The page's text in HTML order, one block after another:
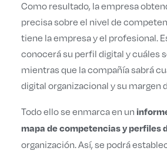
Como resultado, la empresa
precisa sobre el nivel de
tiene la empresa y el profesional.
conocerá su perfil digital y cuáles
mientras que la compañía sabrá
digital organizacional y su margen
Todo ello se enmarca en un
mapa de competencias y perfiles
organización. Así, se podrá